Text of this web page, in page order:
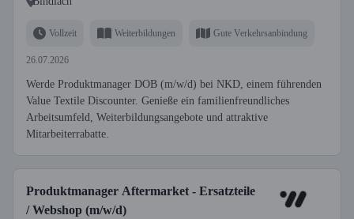
Vollzeit Weiterbildungen Gute Verkehrsanbindung
26.07.2026
Werde Produktmanager DOB (m/w/d) bei NKD, einem führenden
Value Textile Discounter. Genieße ein familienfreundliches
Arbeitsumfeld, Weiterbildungsangebote und attraktive
Mitarbeiterrabatte.
Produktmanager Aftermarket - Ersatzteile
/ Webshop (m/w/d)